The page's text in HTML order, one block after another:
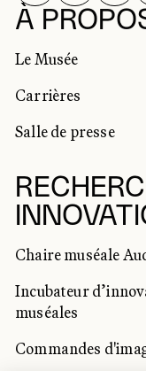
À
Le Musée
Carrières
Salle de presse
Chaire muséale
Incubateur
muséales
Commandes